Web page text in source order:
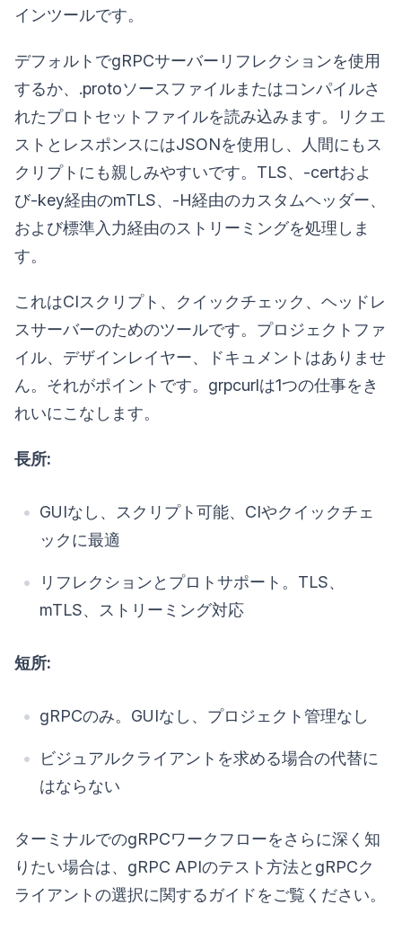
インツールです。
デフォルトでgRPCサーバーリフレクションを使用
するか、.protoソースファイルまたはコンパイルさ
れたプロトセットファイルを読み込みます。リクエ
ストとレスポンスにはJSONを使用し、人間にもス
クリプトにも親しみやすいです。TLS、-certおよ
び-key経由のmTLS、-H経由のカスタムヘッダー、
および標準入力経由のストリーミングを処理しま
す。
これはCIスクリプト、クイックチェック、ヘッドレ
スサーバーのためのツールです。プロジェクトファ
イル、デザインレイヤー、ドキュメントはありませ
ん。それがポイントです。grpcurlは1つの仕事をき
れいにこなします。
長所:
GUIなし、スクリプト可能、CIやクイックチェ
ックに最適
リフレクションとプロトサポート。TLS、
mTLS、ストリーミング対応
短所:
gRPCのみ。GUIなし、プロジェクト管理なし
ビジュアルクライアントを求める場合の代替に
はならない
ターミナルでのgRPCワークフローをさらに深く知
りたい場合は、gRPC APIのテスト方法とgRPCク
ライアントの選択に関するガイドをご覧ください。